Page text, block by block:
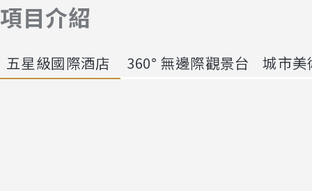
項目介紹
五星級國際酒店 360° 無邊際觀景台 城市美